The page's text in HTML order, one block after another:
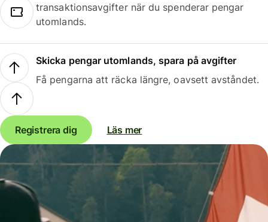
transaktionsavgifter när du spenderar pengar
utomlands.
Skicka pengar utomlands, spara på avgifter
Få pengarna att räcka längre, oavsett avståndet.
Registrera dig Läs mer